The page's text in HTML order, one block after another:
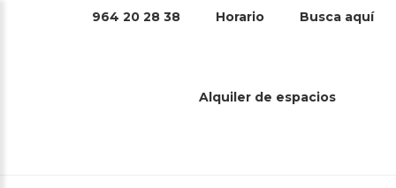
964 20 28 38 Horario Busca aquí
Alquiler de espacios
BASES LEGALES – SORTEO FIESTAS DE
social en Castellón, Avda. Enrique Gimeno 82 (en